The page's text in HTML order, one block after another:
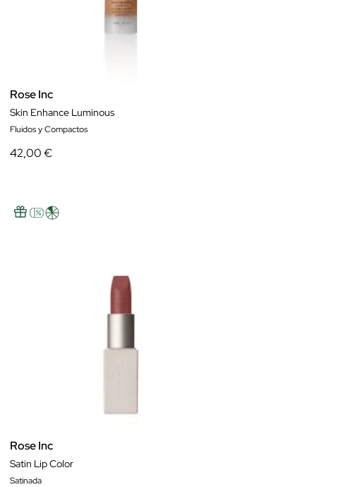
Rose Inc
Skin Enhance Luminous
Fluidos y Compactos
42,00 €
Rose Inc
Satin Lip Color
Satinada